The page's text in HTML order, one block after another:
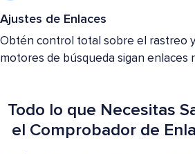
Ajustes de Enlaces
Obtén control total sobre el rastreo
motores de búsqueda sigan enlaces
Todo lo que Necesitas
el Comprobador de